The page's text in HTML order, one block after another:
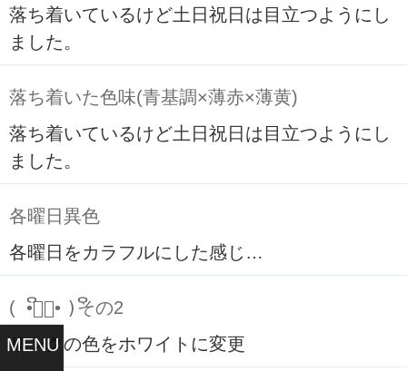
MENU
落ち着いているけど土日祝日は目立つようにし
ました。
落ち着いた色味(青基調×薄赤×薄黄)
落ち着いているけど土日祝日は目立つようにし
ました。
各曜日異色
各曜日をカラフルにした感じ…
( ິ•ᆺ⃘• )ິその2
リンクの色をホワイトに変更